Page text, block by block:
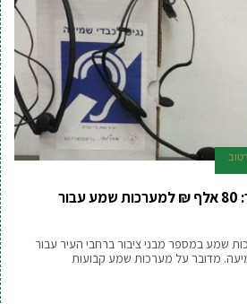
שומעים את רחשי הציבור: 80 אלף ₪ למערכות שמע עבור
שמע במספר מבני ציבור ברחבי העיר עבור
מדובר על מערכות שמע קבועות